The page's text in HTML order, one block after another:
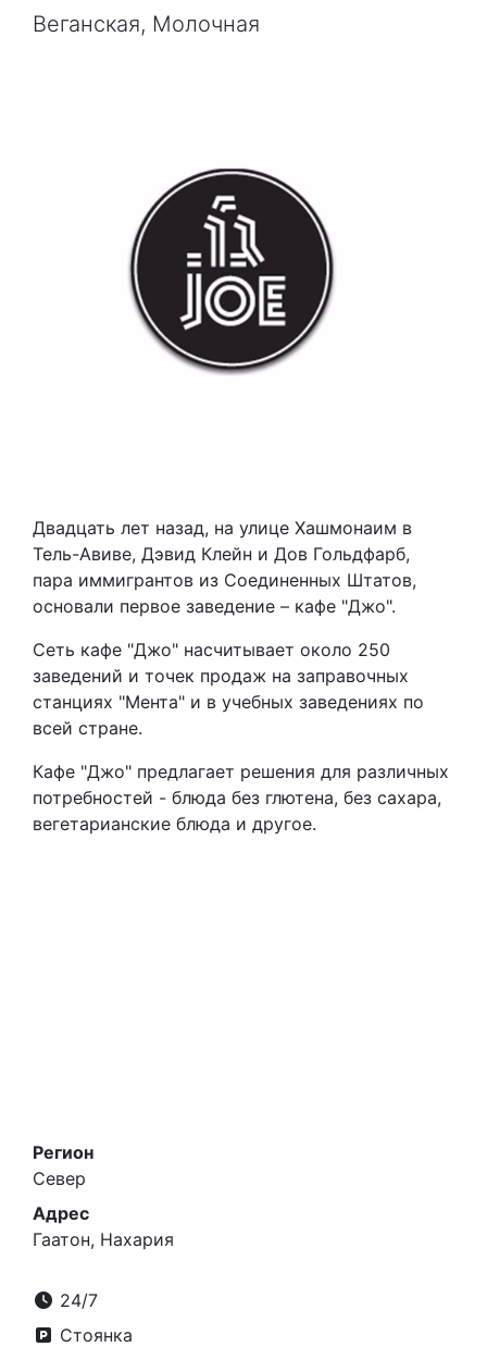
Веганская, Молочная
Двадцать лет назад, на улице Хашмонаим в
Тель-Авиве, Дэвид Клейн и Дов Гольдфарб,
пара иммигрантов из Соединенных Штатов,
основали первое заведение – кафе "Джо".
Сеть кафе "Джо" насчитывает около 250
заведений и точек продаж на заправочных
станциях "Мента" и в учебных заведениях по
всей стране.
Кафе "Джо" предлагает решения для различных
потребностей - блюда без глютена, без сахара,
вегетарианские блюда и другое.
Регион
Север
Адрес
Гаатон, Нахария
24/7
Стоянка